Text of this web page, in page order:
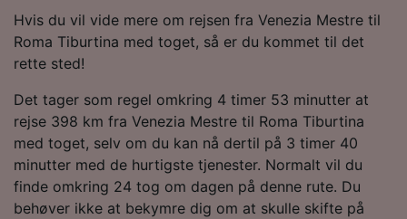
Hvis du vil vide mere om rejsen fra Venezia Mestre til
Roma Tiburtina med toget, så er du kommet til det
rette sted!
Det tager som regel omkring 4 timer 53 minutter at
rejse 398 km fra Venezia Mestre til Roma Tiburtina
med toget, selv om du kan nå dertil på 3 timer 40
minutter med de hurtigste tjenester. Normalt vil du
finde omkring 24 tog om dagen på denne rute. Du
behøver ikke at bekymre dig om at skulle skifte på